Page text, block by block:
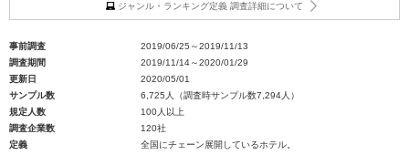
ジャンル・ランキング定義 調査詳細について
事前調査
2019/06/25～2019/11/13
調査期間
2019/11/14～2020/01/29
更新日
2020/05/01
サンプル数
6,725人（調査時サンプル数7,294人）
規定人数
100人以上
調査企業数
120社
定義
全国にチェーン展開しているホテル。